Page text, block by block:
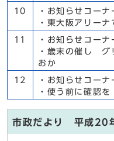
10
・お知らせコーナ
・東大阪アリーナ
11
・お知らせコーナ
・歳末の催し グ
おか
12
・お知らせコーナ
・使う前に確認
市政だより 平成20